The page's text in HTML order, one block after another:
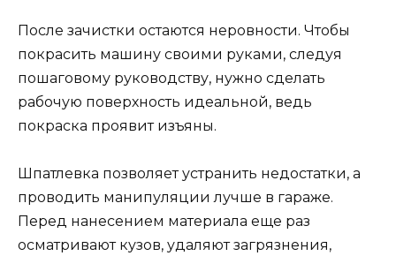
После зачистки остаются неровности. Чтобы
покрасить машину своими руками, следуя
пошаговому руководству, нужно сделать
рабочую поверхность идеальной, ведь
покраска проявит изъяны.
Шпатлевка позволяет устранить недостатки, а
проводить манипуляции лучше в гараже.
Перед нанесением материала еще раз
осматривают кузов, удаляют загрязнения,